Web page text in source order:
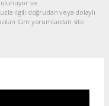
ve
ilgili doğrudan veya dolaylı
tüm yorumlardan site